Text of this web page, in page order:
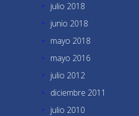
julio 2018
junio 2018
mayo 2018
mayo 2016
julio 2012
diciembre 2011
julio 2010